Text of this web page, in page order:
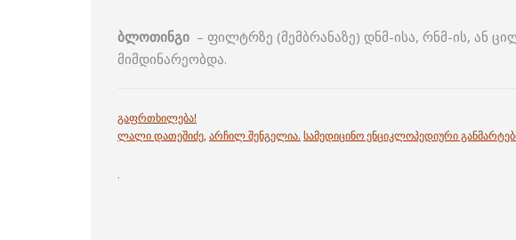
ბლოთინგი – ფილტრზე (მემბრანაზე) დნმ-ისა, რნმ-ის, ან
მიმდინარეობდა.
გაფრთხილება!
ლალი დათეშიძე,არჩილ შენგელია. სამედიცინო ენციკლოპედიური
.